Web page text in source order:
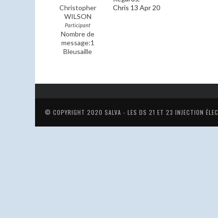
Christopher
WILSON
Participant
Nombre de
message:1
Bleusaille
Chris 13 Apr 20
© COPYRIGHT 2020 SALVA - LES DS 21 ET 23 INJECTION